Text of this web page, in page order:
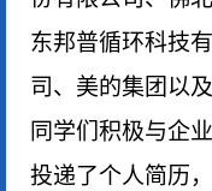
东邦普循环科技
司、美的集团以
同学们积极与企
投递了个人简历